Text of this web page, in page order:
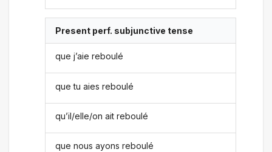
Present perf. subjunctive tense
que j’aie reboulé
que tu aies reboulé
qu’il/elle/on ait reboulé
que nous ayons reboulé